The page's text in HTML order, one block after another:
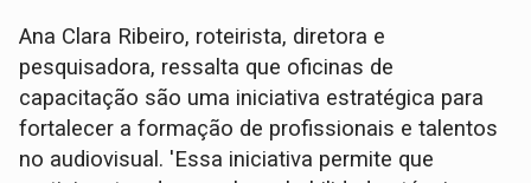
Ana Clara Ribeiro, roteirista, diretora e
pesquisadora, ressalta que oficinas de
capacitação são uma iniciativa estratégica para
fortalecer a formação de profissionais e talentos
no audiovisual. 'Essa iniciativa permite que